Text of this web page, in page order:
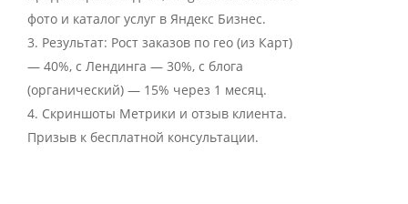
фото и каталог услуг в Яндекс Бизнес.
Результат: Рост заказов по гео (из Карт)
— 40%, с Лендинга — 30%, с блога
(органический) — 15% через 1 месяц.
Скриншоты Метрики и отзыв клиента.
Призыв к бесплатной консультации.